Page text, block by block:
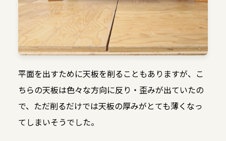
平面を出すために天板を削ることもありますが、こ
ちらの天板は色々な方向に反り・歪みが出ていたの
で、ただ削るだけでは天板の厚みがとても薄くなっ
てしまいそうでした。